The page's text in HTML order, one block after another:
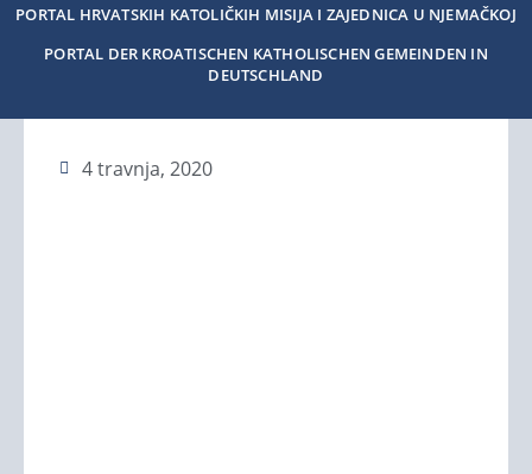
PORTAL HRVATSKIH KATOLIČKIH MISIJA I ZAJEDNICA U NJEMAČKOJ
PORTAL DER KROATISCHEN KATHOLISCHEN GEMEINDEN IN
DEUTSCHLAND
4 travnja, 2020